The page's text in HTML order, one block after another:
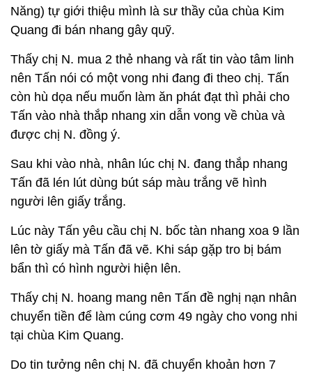
Năng) tự giới thiệu mình là sư thầy của chùa Kim
Quang đi bán nhang gây quỹ.
Thấy chị N. mua 2 thẻ nhang và rất tin vào tâm linh
nên Tấn nói có một vong nhi đang đi theo chị. Tấn
còn hù dọa nếu muốn làm ăn phát đạt thì phải cho
Tấn vào nhà thắp nhang xin dẫn vong về chùa và
được chị N. đồng ý.
Sau khi vào nhà, nhân lúc chị N. đang thắp nhang
Tấn đã lén lút dùng bút sáp màu trắng vẽ hình
người lên giấy trắng.
Lúc này Tấn yêu cầu chị N. bốc tàn nhang xoa 9 lần
lên tờ giấy mà Tấn đã vẽ. Khi sáp gặp tro bị bám
bẩn thì có hình người hiện lên.
Thấy chị N. hoang mang nên Tấn đề nghị nạn nhân
chuyển tiền để làm cúng cơm 49 ngày cho vong nhi
tại chùa Kim Quang.
Do tin tưởng nên chị N. đã chuyển khoản hơn 7